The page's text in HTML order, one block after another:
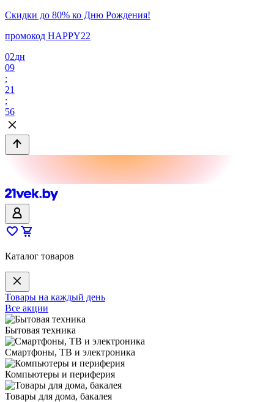
Скидки до 80% ко Дню Рождения!
промокод HAPPY22
02дн
09
:
21
:
56
Каталог товаров
Товары на каждый день
Все акции
Бытовая техника
Смартфоны, ТВ и электроника
Компьютеры и периферия
Товары для дома, бакалея